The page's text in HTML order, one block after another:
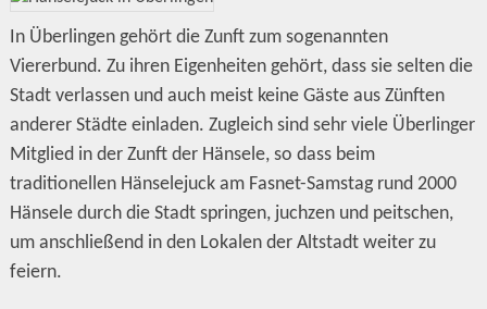
In Überlingen gehört die Zunft zum sogenannten
Viererbund. Zu ihren Eigenheiten gehört, dass sie selten die
Stadt verlassen und auch meist keine Gäste aus Zünften
anderer Städte einladen. Zugleich sind sehr viele Überlinger
Mitglied in der Zunft der Hänsele, so dass beim
traditionellen Hänselejuck am Fasnet-Samstag rund 2000
Hänsele durch die Stadt springen, juchzen und peitschen,
um anschließend in den Lokalen der Altstadt weiter zu
feiern.